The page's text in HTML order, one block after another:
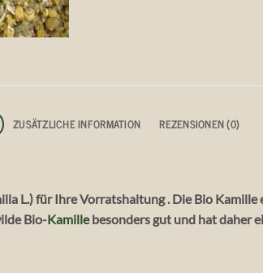
ZUSÄTZLICHE INFORMATION REZENSIONEN (0)
L.) für Ihre Vorratshaltung . Die Bio
Bio-Kamillebesonders gut und hat daher